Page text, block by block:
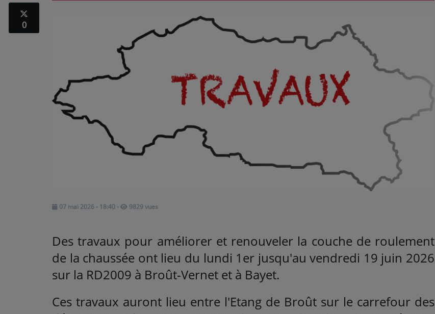
INFOS POP ROCK
Titres diffusés
0
07 mai 2026 - 18:40 - 9829 vues
Des travaux pour améliorer et renouveler la couche de roulement
de la chaussée ont lieu du lundi 1er jusqu'au vendredi 19 juin 2026
sur la RD2009 à Broût-Vernet et à Bayet.
Ces travaux auront lieu entre l'Etang de Broût sur le carrefour des